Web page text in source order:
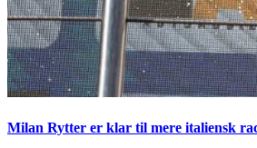
Milan Rytter er klar til mere italiensk